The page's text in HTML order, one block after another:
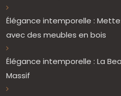
Élégance intemporelle :
avec des meubles en bois
Élégance intemporelle : La
Massif